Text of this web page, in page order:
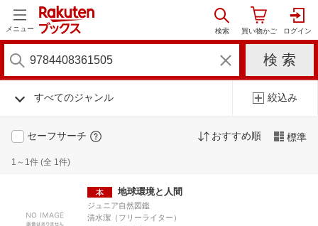
メニュー
すべてのジャンル 絞込み
セーフサーチ おすすめ順 標準
1～1件 (全 1件)
地球環境と人間
ジュニア自然図鑑
清水潔（フリーライター）